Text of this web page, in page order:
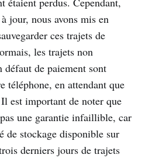
jour, nous avons mis en
ces trajets de
les trajets non
défaut de paiement sont
téléphone, en attendant que
est important de noter que
une garantie infaillible, car
de stockage disponible sur
derniers jours de trajets